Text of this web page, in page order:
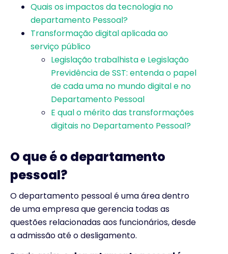
Quais os impactos da tecnologia no
departamento Pessoal?
Transformação digital aplicada ao
serviço público
Legislação trabalhista e Legislação
Previdência de SST: entenda o papel
de cada uma no mundo digital e no
Departamento Pessoal
E qual o mérito das transformações
digitais no Departamento Pessoal?
O que é o departamento
pessoal?
O departamento pessoal é uma área dentro
de uma empresa que gerencia todas as
questões relacionadas aos funcionários, desde
a admissão até o desligamento.